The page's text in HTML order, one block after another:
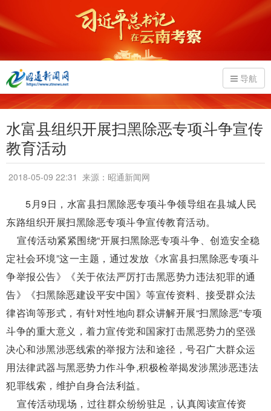
导航
水富县组织开展扫黑除恶专项斗争宣传
教育活动
2018-05-09 22:31 来源：昭通新闻网
5月9日，水富县扫黑除恶专项斗争领导组在县城人民
东路组织开展扫黑除恶专项斗争宣传教育活动。
宣传活动紧紧围绕“开展扫黑除恶专项斗争、创造安全稳
定社会环境”这一主题，通过发放《水富县扫黑除恶专项斗
争举报公告》《关于依法严厉打击黑恶势力违法犯罪的通
告》《扫黑除恶建设平安中国》等宣传资料、接受群众法
律咨询等形式，有针对性地向群众讲解开展“扫黑除恶”专项
斗争的重大意义，着力宣传党和国家打击黑恶势力的坚强
决心和涉黑涉恶线索的举报方法和途径，号召广大群众运
用法律武器与黑恶势力作斗争,积极检举揭发涉黑涉恶违法
犯罪线索，维护自身合法利益。
宣传活动现场，过往群众纷纷驻足，认真阅读宣传资